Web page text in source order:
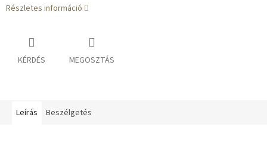
Részletes információ
KÉRDÉS MEGOSZTÁS
Leírás Beszélgetés